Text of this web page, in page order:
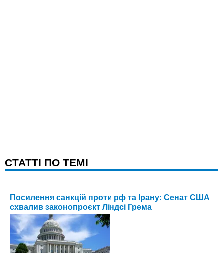
CТАТТІ ПО ТЕМІ
Посилення санкцій проти рф та Ірану: Сенат США
схвалив законопроєкт Ліндсі Грема